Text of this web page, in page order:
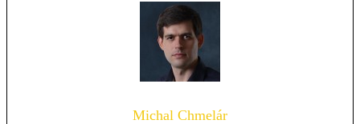
Michal Chmelár